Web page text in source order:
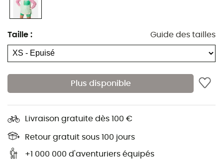
Taille : Guide des tailles
Plus disponible
Livraison gratuite dès 100 €
Retour gratuit sous 100 jours
+1 000 000 d'aventuriers équipés